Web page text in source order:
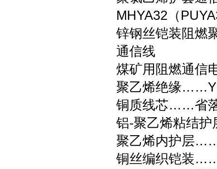
MHYA32（
锌钢丝铠装阻燃
通信线
煤矿用阻燃通
聚乙烯绝缘……Y
铜质线芯……省
铝-聚乙烯粘结
聚乙烯内护层
铜丝编织铠装